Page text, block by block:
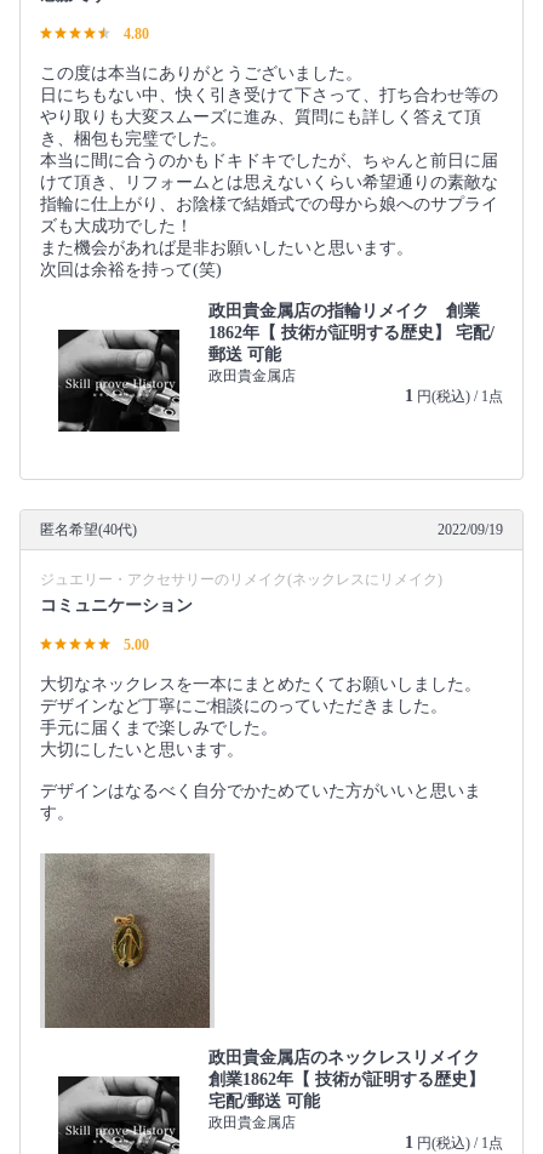
4.80
この度は本当にありがとうございました。
日にちもない中、快く引き受けて下さって、打ち合わせ等の
やり取りも大変スムーズに進み、質問にも詳しく答えて頂
き、梱包も完璧でした。
本当に間に合うのかもドキドキでしたが、ちゃんと前日に届
けて頂き、リフォームとは思えないくらい希望通りの素敵な
指輪に仕上がり、お陰様で結婚式での母から娘へのサプライ
ズも大成功でした！
また機会があれば是非お願いしたいと思います。
次回は余裕を持って(笑)
政田貴金属店の指輪リメイク 創業
1862年【 技術が証明する歴史】 宅配/
郵送 可能
政田貴金属店
1 円(税込) / 1点
匿名希望(40代) 2022/09/19
ジュエリー・アクセサリーのリメイク(ネックレスにリメイク)
コミュニケーション
5.00
大切なネックレスを一本にまとめたくてお願いしました。
デザインなど丁寧にご相談にのっていただきました。
手元に届くまで楽しみでした。
大切にしたいと思います。
デザインはなるべく自分でかためていた方がいいと思いま
す。
政田貴金属店のネックレスリメイク
創業1862年【 技術が証明する歴史】
宅配/郵送 可能
政田貴金属店
1 円(税込) / 1点